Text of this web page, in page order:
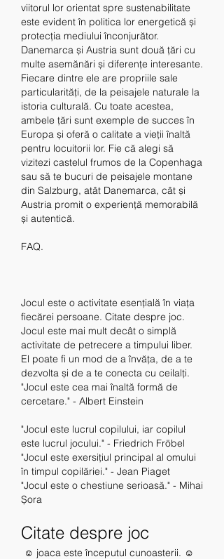
viitorul lor orientat spre sustenabilitate
este evident în politica lor energetică și
protecția mediului înconjurător.
Danemarca și Austria sunt două țări cu
multe asemănări și diferențe interesante.
Fiecare dintre ele are propriile sale
particularități, de la peisajele naturale la
istoria culturală. Cu toate acestea,
ambele țări sunt exemple de succes în
Europa și oferă o calitate a vieții înaltă
pentru locuitorii lor. Fie că alegi să
vizitezi castelul frumos de la Copenhaga
sau să te bucuri de peisajele montane
din Salzburg, atât Danemarca, cât și
Austria promit o experiență memorabilă
și autentică.
FAQ.
Jocul este o activitate esențială în viața
fiecărei persoane. Citate despre joc.
Jocul este mai mult decât o simplă
activitate de petrecere a timpului liber.
El poate fi un mod de a învăța, de a te
dezvolta și de a te conecta cu ceilalți.
"Jocul este cea mai înaltă formă de
cercetare." - Albert Einstein
"Jocul este lucrul copilului, iar copilul
este lucrul jocului." - Friedrich Fröbel
"Jocul este exersițiul principal al omului
în timpul copilăriei." - Jean Piaget
"Jocul este o chestiune serioasă." - Mihai
Șora
Citate despre joc